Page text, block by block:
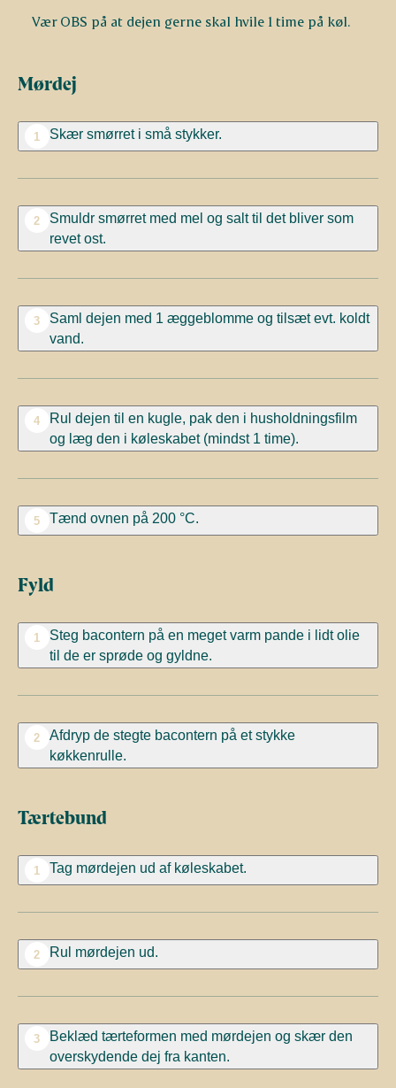
Vær OBS på at dejen gerne skal hvile 1 time på køl.
Mørdej
1 Skær smørret i små stykker.
2
Smuldr smørret med mel og salt til det bliver som
revet ost.
3
Saml dejen med 1 æggeblomme og tilsæt evt. koldt
vand.
4
Rul dejen til en kugle, pak den i husholdningsfilm
og læg den i køleskabet (mindst 1 time).
5 Tænd ovnen på 200 °C.
Fyld
1
Steg bacontern på en meget varm pande i lidt olie
til de er sprøde og gyldne.
2
Afdryp de stegte bacontern på et stykke
køkkenrulle.
Tærtebund
1 Tag mørdejen ud af køleskabet.
2 Rul mørdejen ud.
3
Beklæd tærteformen med mørdejen og skær den
overskydende dej fra kanten.